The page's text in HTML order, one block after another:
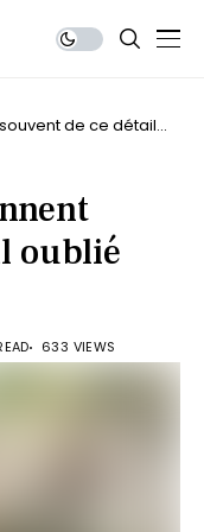
de ce détail
oublié
633 VIEWS